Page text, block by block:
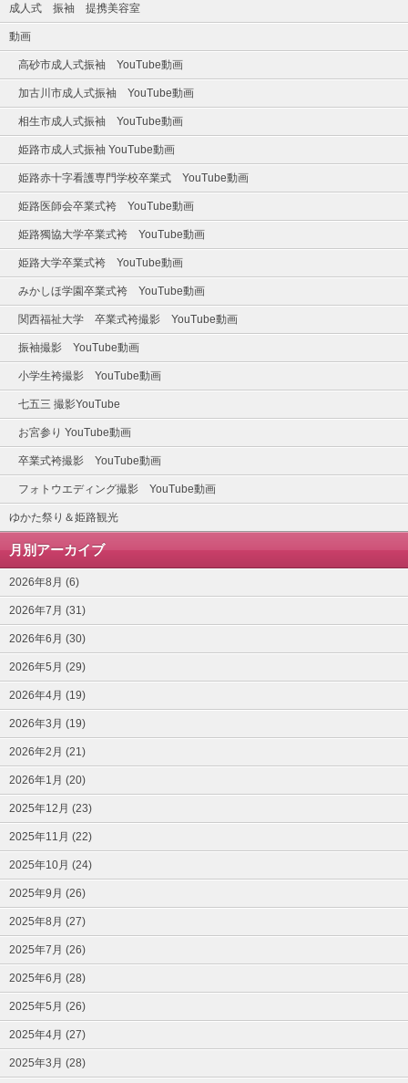
成人式 振袖 提携美容室
動画
高砂市成人式振袖 YouTube動画
加古川市成人式振袖 YouTube動画
相生市成人式振袖 YouTube動画
姫路市成人式振袖 YouTube動画
姫路赤十字看護専門学校卒業式 YouTube動画
姫路医師会卒業式袴 YouTube動画
姫路獨協大学卒業式袴 YouTube動画
姫路大学卒業式袴 YouTube動画
みかしほ学園卒業式袴 YouTube動画
関西福祉大学 卒業式袴撮影 YouTube動画
振袖撮影 YouTube動画
小学生袴撮影 YouTube動画
七五三 撮影YouTube
お宮参り YouTube動画
卒業式袴撮影 YouTube動画
フォトウエディング撮影 YouTube動画
ゆかた祭り＆姫路観光
月別アーカイブ
2026年8月 (6)
2026年7月 (31)
2026年6月 (30)
2026年5月 (29)
2026年4月 (19)
2026年3月 (19)
2026年2月 (21)
2026年1月 (20)
2025年12月 (23)
2025年11月 (22)
2025年10月 (24)
2025年9月 (26)
2025年8月 (27)
2025年7月 (26)
2025年6月 (28)
2025年5月 (26)
2025年4月 (27)
2025年3月 (28)